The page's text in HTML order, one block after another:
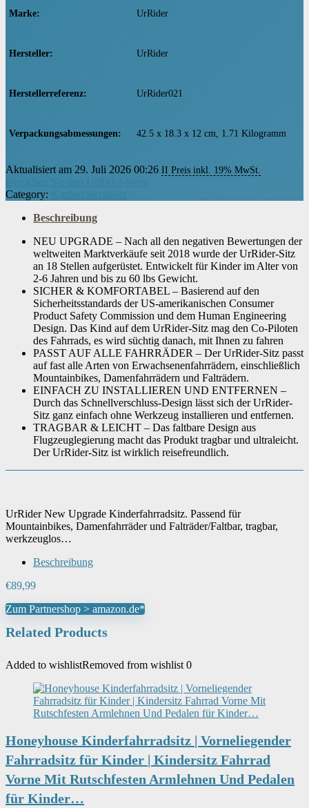
Marke ‎UrRider
Hersteller ‎UrRider
Herstellerreferenz ‎UrRider021
Verpackungsabmessungen ‎42.5 x 18.3 x 12 cm, 1.71 Kilogramm
Aktualisiert am 29. Juli 2026 00:26 II Preis inkl. 19% MwSt.
Category:
Beschreibung
NEU UPGRADE – Nach all den negativen Bewertungen der
weltweiten Marktverkäufe seit 2018 wurde der UrRider-Sitz
an 18 Stellen aufgerüstet. Entwickelt für Kinder im Alter von
2-6 Jahren und bis zu 60 lbs Gewicht.
SICHER & KOMFORTABEL – Basierend auf den
Sicherheitsstandards der US-amerikanischen Consumer
Product Safety Commission und dem Human Engineering
Design. Das Kind auf dem UrRider-Sitz mag den Co-Piloten
des Fahrrads, es wird süchtig danach, mit Ihnen zu fahren
PASST AUF ALLE FAHRRÄDER – Der UrRider-Sitz passt
auf fast alle Arten von Erwachsenenfahrrädern, einschließlich
Mountainbikes, Damenfahrrädern und Falträdern.
EINFACH ZU INSTALLIEREN UND ENTFERNEN –
Durch das Schnellverschluss-Design lässt sich der UrRider-
Sitz ganz einfach ohne Werkzeug installieren und entfernen.
TRAGBAR & LEICHT – Das faltbare Design aus
Flugzeuglegierung macht das Produkt tragbar und ultraleicht.
Der UrRider-Sitz ist wirklich reisefreundlich.
UrRider New Upgrade Kinderfahrradsitz. Passend für
Mountainbikes, Damenfahrräder und Falträder/Faltbar, tragbar,
werkzeuglos…
Beschreibung
€89,99
Zum Partnershop > amazon.de*
Related Products
Added to wishlistRemoved from wishlist 0
Honeyhouse Kinderfahrradsitz | Vorneliegender
Fahrradsitz für Kinder | Kindersitz Fahrrad
Vorne Mit Rutschfesten Armlehnen Und Pedalen
für Kinder…